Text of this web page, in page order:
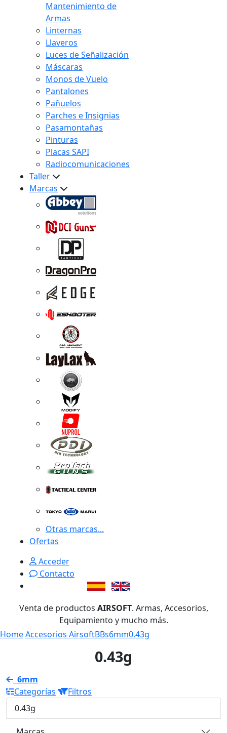
Mantenimiento de
Armas
Linternas
Llaveros
Luces de Señalización
Máscaras
Monos de Vuelo
Pantalones
Pañuelos
Parches e Insignias
Pasamontañas
Pinturas
Placas SAPI
Radiocomunicaciones
Taller
Marcas
Otras marcas...
Ofertas
Acceder
Contacto
Venta de productos AIRSOFT. Armas, Accesorios,
Equipamiento y mucho más.
HomeAccesorios AirsoftBBs6mm0.43g
0.43g
6mm
Categorías
Filtros
0.43g